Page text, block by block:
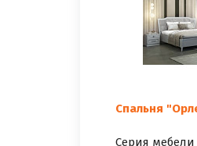
Спальня
Серия